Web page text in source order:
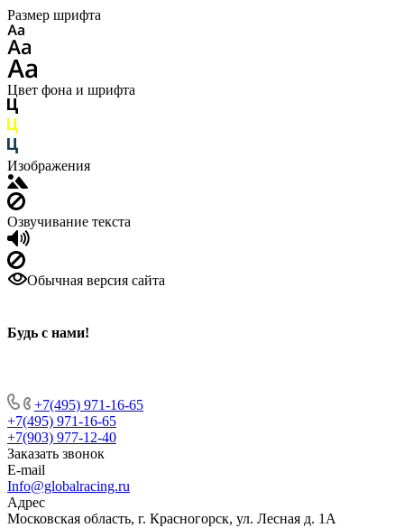
Размер шрифта
Цвет фона и шрифта
Изображения
Озвучивание текста
Обычная версия сайта
Будь с нами!
+7(495) 971-16-65
+7(495) 971-16-65
+7(903) 977-12-40
Заказать звонок
E-mail
Info@globalracing.ru
Адрес
Московская область, г. Красногорск, ул. Лесная д. 1А